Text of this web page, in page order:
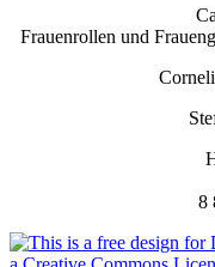
Frauenrollen und
8